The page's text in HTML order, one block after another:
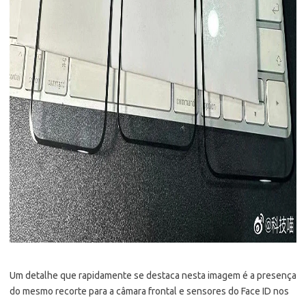
Um detalhe que rapidamente se destaca nesta imagem é a presença
do mesmo recorte para a câmara frontal e sensores do Face ID nos